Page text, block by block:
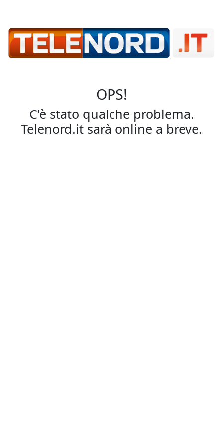
OPS!
C'è stato qualche problema.
Telenord.it sarà online a breve.